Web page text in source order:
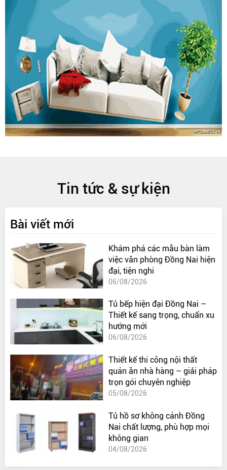
Tin tức & sự kiện
Bài viết mới
Khám phá các mẫu bàn làm
việc văn phòng Đồng Nai hiện
đại, tiện nghi
06/08/2026
Tủ bếp hiện đại Đồng Nai –
Thiết kế sang trọng, chuẩn xu
hướng mới
06/08/2026
Thiết kế thi công nội thất
quán ăn nhà hàng – giải pháp
trọn gói chuyên nghiệp
05/08/2026
Tủ hồ sơ không cánh Đồng
Nai chất lượng, phù hợp mọi
không gian
04/08/2026